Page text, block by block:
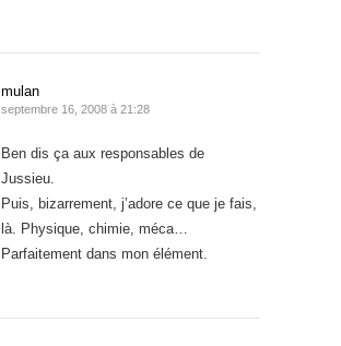
mulan
septembre 16, 2008 à 21:28
Ben dis ça aux responsables de
Jussieu.
Puis, bizarrement, j’adore ce que je fais,
là. Physique, chimie, méca…
Parfaitement dans mon élément.